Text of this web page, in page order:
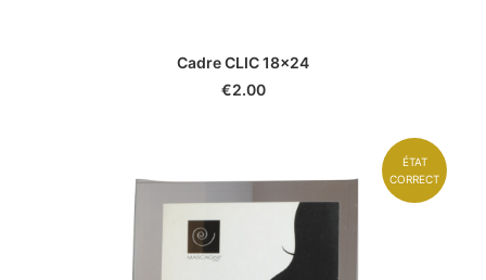
Cadre CLIC 18x24
€2.00
ÉTAT
CORRECT